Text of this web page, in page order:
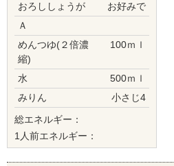
おろししょうが
お好みで
Ａ
めんつゆ(２倍濃
縮)
100ｍｌ
水
500ｍｌ
みりん
小さじ4
総エネルギー：
1人前エネルギー：